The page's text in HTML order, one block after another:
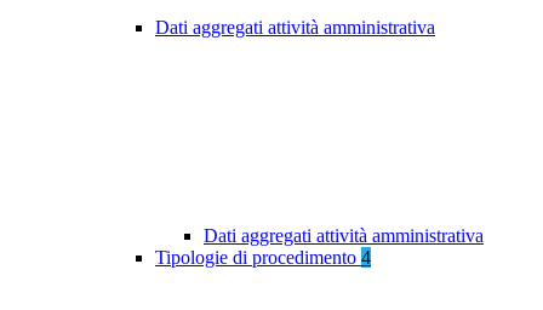
Dati aggregati attività amministrativa
Dati aggregati attività amministrativa
Tipologie di procedimento 4